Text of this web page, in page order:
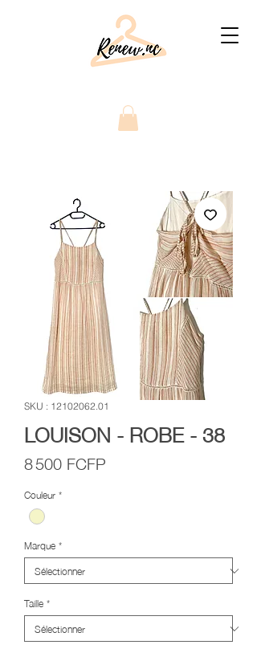
SKU : 12102062.01
LOUISON - ROBE - 38
8 500 FCFP
Couleur*
Marque*
Taille*